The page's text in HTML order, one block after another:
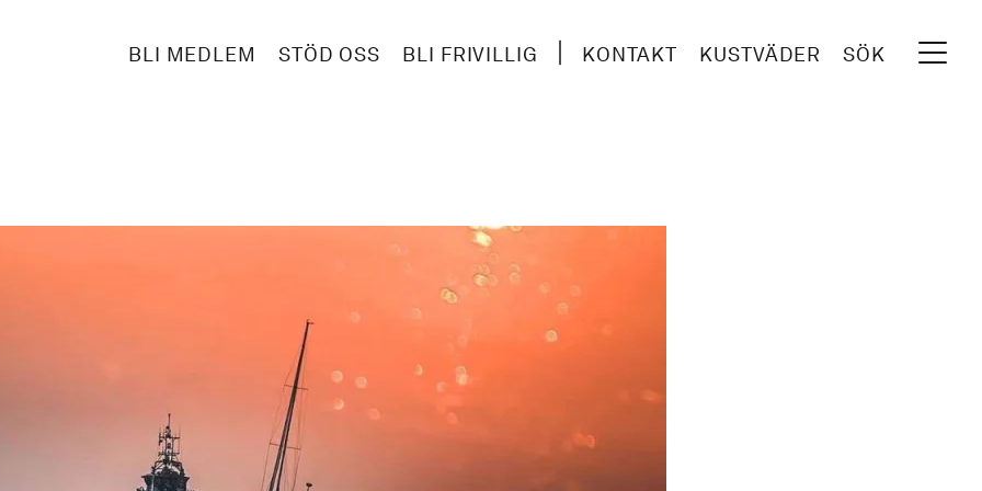
BLI MEDLEM STÖD OSS BLI FRIVILLIG KONTAKT KUSTVÄDER SÖK